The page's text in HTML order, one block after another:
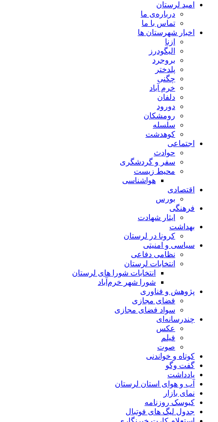
امید لرستان
درباره‌ی ما
تماس با ما
اخبار شهرستان ها
ازنا
الیگودرز
بروجرد
پلدختر
چگنی
خرم آباد
دلفان
دورود
رومشکان
سلسله
کوهدشت
اجتماعی
حوادث
سفر و گردشگری
محیط زیست
هواشناسی
اقتصادی
بورس
فرهنگی
ایثار شهادت
بهداشت
کرونا در لرستان
سیاسی و امنیتی
نظامی دفاعی
انتخابات لرستان
انتخابات شورا های لرستان
شورا شهر خرم‌آباد
پژوهش و فناوری
فضای مجازی
سواد فضای مجازی
چندرسانه‌ای
عكس
فیلم
صوت
کوتاه و خواندنی
گفت وگو
یادداشت
آب و هوای استان لرستان
نمای بازار
کیوسک روزنامه
جدول لیگ های فوتبال